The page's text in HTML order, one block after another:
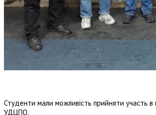
Студенти мали можливість прийняти участь
УДЦПО.